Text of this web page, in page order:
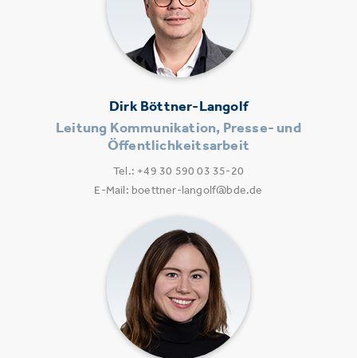
Dirk Böttner-Langolf
Leitung Kommunikation, Presse- und
Öffentlichkeitsarbeit
Tel.: +49 30 590 03 35-20
E-Mail: boettner-langolf@bde.de